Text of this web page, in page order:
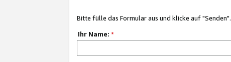
Bitte fülle das Formular aus und klicke auf "Senden".
Ihr Name: *